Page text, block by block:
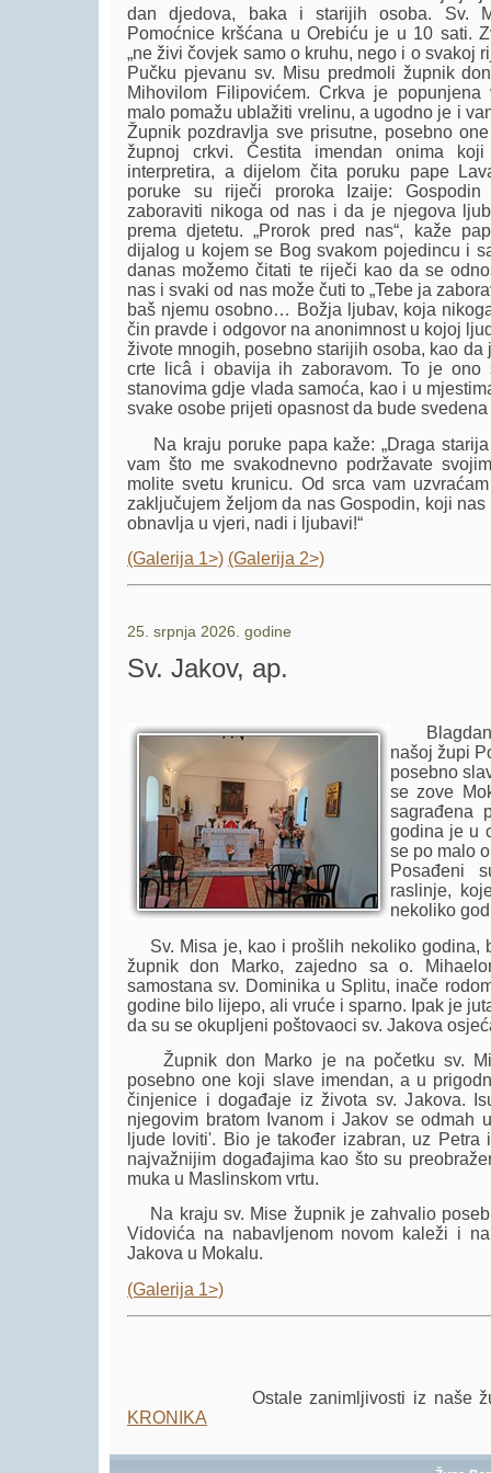
dan djedova, baka i starijih osoba. Sv.
Pomoćnice kršćana u Orebiću je u 10 sati.
„ne živi čovjek samo o kruhu, nego i o svakoj
Pučku pjevanu sv. Misu predmoli župnik
Mihovilom Filipovićem. Crkva je
malo pomažu ublažiti vrelinu, a ugodno je i
Župnik pozdravlja sve prisutne, posebno
župnoj crkvi. Čestita imendan onima
interpretira, a dijelom čita poruku pape
poruke su riječi proroka Izaije:
zaboraviti nikoga od nas i da je njegova
prema djetetu. „Prorok pred nas“, kaže
dijalog u kojem se Bog svakom pojedincu i
danas možemo čitati te riječi kao da se
nas i svaki od nas može čuti to „Tebe ja
baš njemu osobno… Božja ljubav, koja
čin pravde i odgovor na anonimnost u kojoj
živote mnogih, posebno starijih osoba, kao
crte licâ i obavija ih zaboravom. To je
stanovima gdje vlada samoća, kao i u
svake osobe prijeti opasnost da bude
Na kraju poruke papa kaže: „Draga
vam što me svakodnevno podržavate
molite svetu krunicu. Od srca vam
zaključujem željom da nas Gospodin, koji
obnavlja u vjeri, nadi i ljubavi!“
(Galerija 1>) (Galerija 2>)
25. srpnja 2026. godine
Sv. Jakov, ap.
Blagdan
našoj župi
posebno
se zove
sagrađena
godina je u
se po malo
Posađeni
raslinje,
nekoliko
Sv. Misa je, kao i prošlih nekoliko godina,
župnik don Marko, zajedno sa o.
samostana sv. Dominika u Splitu, inače
godine bilo lijepo, ali vruće i sparno. Ipak je
da su se okupljeni poštovaoci sv. Jakova
Župnik don Marko je na početku sv.
posebno one koji slave imendan, a u
činjenice i događaje iz života sv. Jakova.
njegovim bratom Ivanom i Jakov se odmah
ljude loviti'. Bio je također izabran, uz
najvažnijim događajima kao što su
muka u Maslinskom vrtu.
Na kraju sv. Mise župnik je zahvalio
Vidovića na nabavljenom novom kaleži i
Jakova u Mokalu.
(Galerija 1>)
Ostale zanimljivosti iz naše župe
KRONIKA